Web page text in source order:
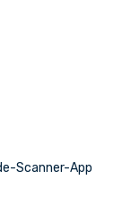
Scanner-App